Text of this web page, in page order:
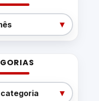
▾
▾